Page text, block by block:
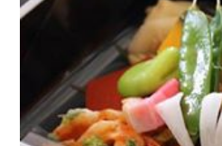
鬼頭郁子 HP
https://
鬼頭郁子 インスタグラム
https://www.instagram.com/
クリナップ CENTROでも、
手塗り扉がラインナップされ
キッチンに、より一層艶やか